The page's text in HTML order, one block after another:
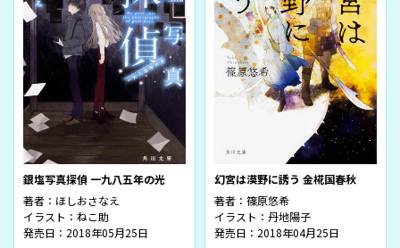
銀塩写真探偵 一九八五年の光
著者： ほしおさなえ
イラスト： ねこ助
発売日：2018年05月25日
幻宮は漠野に誘う 金椛国春秋
著者： 篠原悠希
イラスト： 丹地陽子
発売日：2018年04月25日